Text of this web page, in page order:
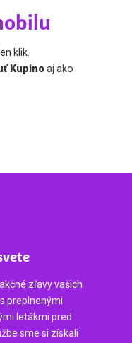
klik.
Kupinoaj ako
zľavy vašich
preplnenými
letákmi pred
sme si získali